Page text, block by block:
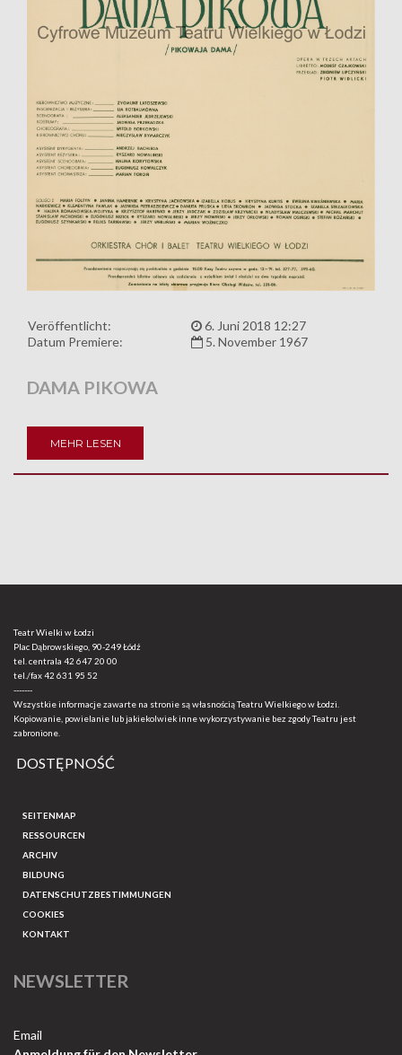
Veröffentlicht:
6. Juni 2018 12:27
Datum Premiere:
5. November 1967
DAMA PIKOWA
MEHR LESEN
Teatr Wielki w Łodzi
Plac Dąbrowskiego, 90-249 Łódź
tel. centrala 42 647 20 00
tel./fax42 631 95 52
-------
Wszystkie informacje zawarte na stronie są własnością Teatru Wielkiego w Łodzi.
Kopiowanie, powielanie lub jakiekolwiek inne wykorzystywanie bez zgody Teatru jest
zabronione.
DOSTĘPNOŚĆ
SEITENMAP
RESSOURCEN
ARCHIV
BILDUNG
DATENSCHUTZBESTIMMUNGEN
COOKIES
KONTAKT
NEWSLETTER
Email